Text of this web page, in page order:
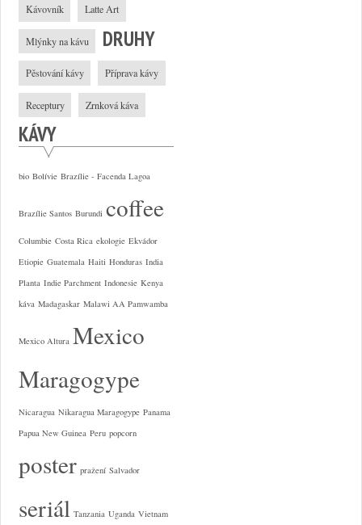
Kávovník Latte Art
Mlýnky na kávu
Pěstování kávy Příprava kávy
Receptury Zrnková káva
DRUHY
KÁVY
bio Bolívie Brazílie - Facenda Lagoa
Brazílie Santos Burundi coffee
Columbie Costa Rica ekologie Ekvádor
Etiopie Guatemala Haiti Honduras India
Planta Indie Parchment Indonesie Kenya
káva Madagaskar Malawi AA Pamwamba
Mexico Altura Mexico
Maragogype
Nicaragua Nikaragua Maragogype Panama
Papua New Guinea Peru popcorn
poster pražení Salvador
seriál Tanzania Uganda Vietnam